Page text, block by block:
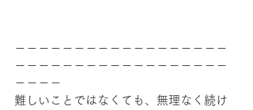
－－－－－－－－－－－－－－－－－－
－－－－－－－－－－－－－－－－－－
－－－－
難しいことではなくても、無理なく続け